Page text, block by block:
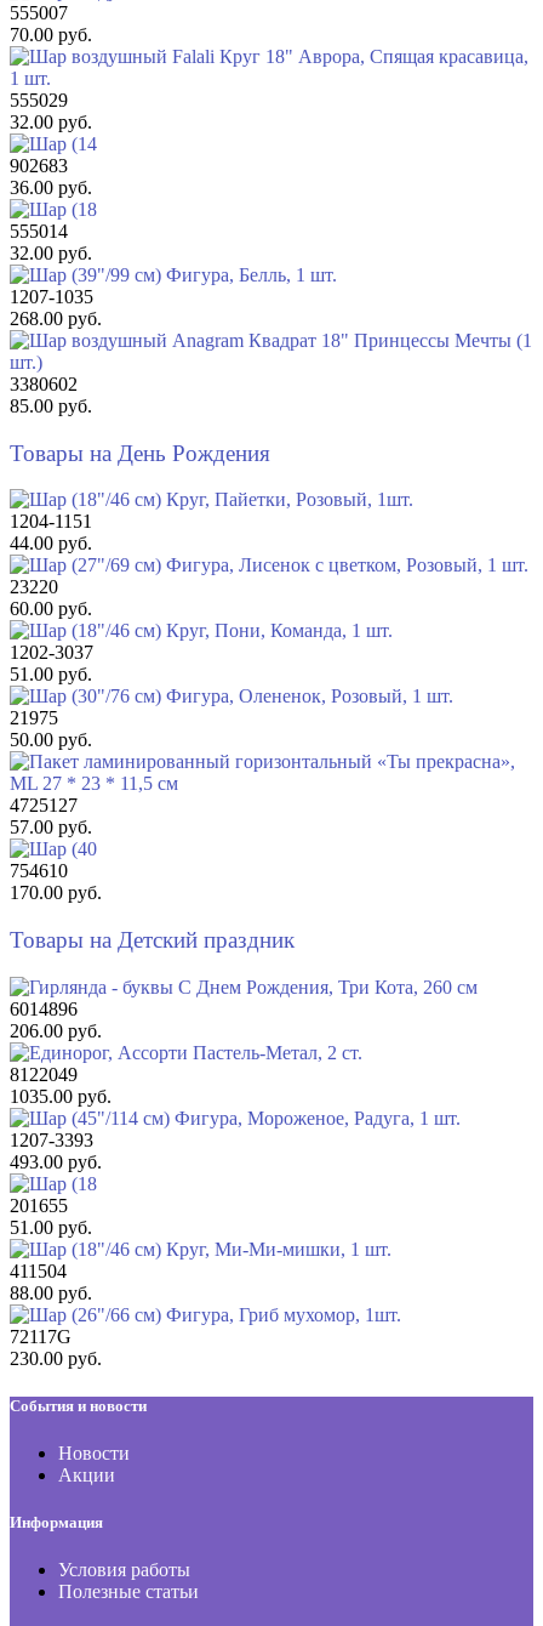
555007
70.00 руб.
555029
32.00 руб.
902683
36.00 руб.
555014
32.00 руб.
1207-1035
268.00 руб.
3380602
85.00 руб.
Товары на День Рождения
1204-1151
44.00 руб.
23220
60.00 руб.
1202-3037
51.00 руб.
21975
50.00 руб.
4725127
57.00 руб.
754610
170.00 руб.
Товары на Детский праздник
6014896
206.00 руб.
8122049
1035.00 руб.
1207-3393
493.00 руб.
201655
51.00 руб.
411504
88.00 руб.
72117G
230.00 руб.
События и новости
Новости
Акции
Информация
Условия работы
Полезные статьи